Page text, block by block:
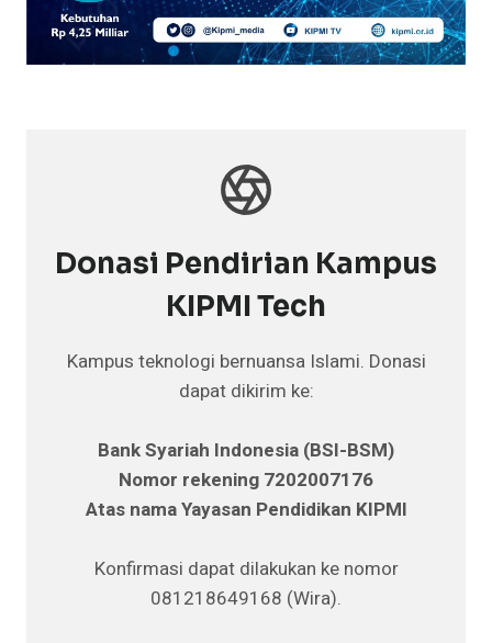
Donasi Pendirian Kampus
KIPMI Tech
Kampus teknologi bernuansa Islami. Donasi
dapat dikirim ke:
Bank Syariah Indonesia (BSI-BSM)
Nomor rekening 7202007176
Atas nama Yayasan Pendidikan KIPMI
Konfirmasi dapat dilakukan ke nomor
081218649168 (Wira).